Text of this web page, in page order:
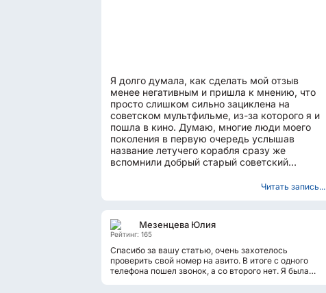
Я долго думала, как сделать мой отзыв
менее негативным и пришла к мнению, что
просто слишком сильно зациклена на
советском мультфильме, из-за которого я и
пошла в кино. Думаю, многие люди моего
поколения в первую очередь услышав
название летучего корабля сразу же
вспомнили добрый старый советский
Читать запись...
Мезенцева Юлия
Рейтинг: 165
Спасибо за вашу статью, очень захотелось
проверить свой номер на авито. В итоге с одного
телефона пошел звонок, а со второго нет. Я была